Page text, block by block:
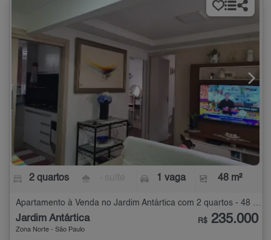
2 quartos 1 vaga 48 m²
Apartamento à Venda no Jardim Antártica com 2 quartos - 48 m²
Jardim Antártica
Zona Norte - São Paulo
R$ 235.000